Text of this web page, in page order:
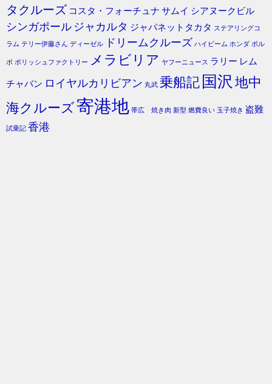
タクルーズ コスタ・フォーチュナ サムイ シアヌークビル
シンガポール ジャカルタ ジャパネットタカタ ステアリングコ
ラム テリー伊藤さん ディーゼル ドリームクルーズ ハイビーム ホンダ ボル
ボ ポリッシュファクトリー メラビリア ヤフーニュース ラリー レム
チャバン ロイヤルカリビアン 丸武 乗船記 国沢 地中
海クルーズ寄港地 帯広 焼き肉 新型 燃費良い 玉子焼き 盗難
試乗記 香港